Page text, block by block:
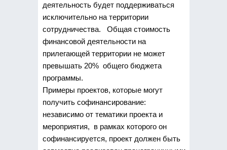
деятельность будет поддерживаться
исключительно на территории
сотрудничества. Общая стоимость
финансовой деятельности на
прилегающей территории не может
превышать 20% общего бюджета
программы.
Примеры проектов, которые могут
получить софинансирование:
независимо от тематики проекта и
мероприятия, в рамках которого он
софинансируется, проект должен быть